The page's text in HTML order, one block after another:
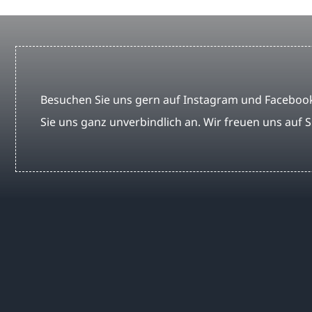
Besuchen Sie uns gern auf Instagram und
Sie uns ganz unverbindlich an. Wir freuen uns auf